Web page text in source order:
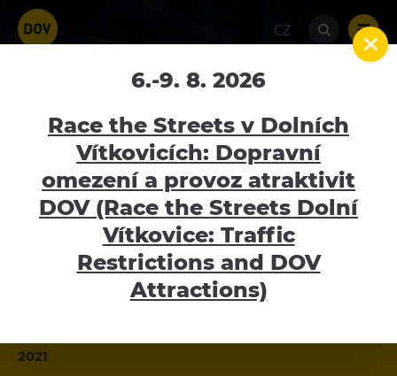
CZ
2019
Home Tiskové zprávy Tiskové zprávy 2019
Atraktivity
Bolt Tower
Velký svět techniky
Malý svět techniky U6
Gong
Galerie Gong
2026
2025
2021
6.-9. 8. 2026
Race the Streets v Dolních
Vítkovicích: Dopravní
omezení a provoz atraktivit
DOV (Race the Streets Dolní
Vítkovice: Traffic
Restrictions and DOV
Attractions)